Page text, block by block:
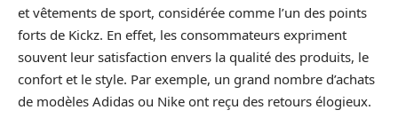
et vêtements de sport, considérée comme l’un des points
forts de Kickz. En effet, les consommateurs expriment
souvent leur satisfaction envers la qualité des produits, le
confort et le style. Par exemple, un grand nombre d’achats
de modèles Adidas ou Nike ont reçu des retours élogieux.